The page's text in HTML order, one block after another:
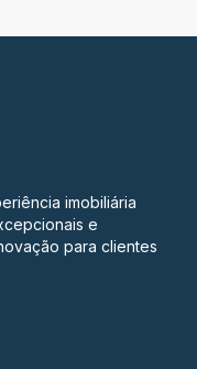
imobiliária
e
para clientes